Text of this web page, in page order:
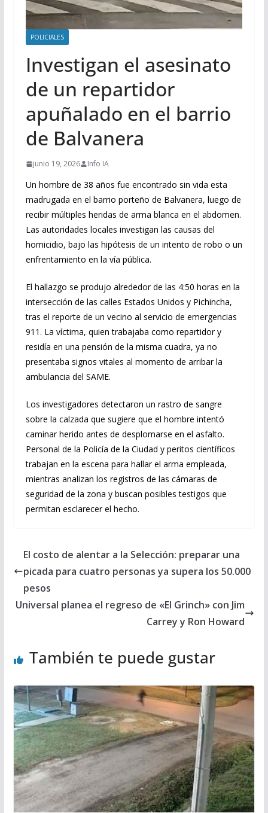
POLICIALES
Investigan el asesinato
de un repartidor
apuñalado en el barrio
de Balvanera
junio 19, 2026 Info IA
Un hombre de 38 años fue encontrado sin vida esta
madrugada en el barrio porteño de Balvanera, luego de
recibir múltiples heridas de arma blanca en el abdomen.
Las autoridades locales investigan las causas del
homicidio, bajo las hipótesis de un intento de robo o un
enfrentamiento en la vía pública.
El hallazgo se produjo alrededor de las 4:50 horas en la
intersección de las calles Estados Unidos y Pichincha,
tras el reporte de un vecino al servicio de emergencias
911. La víctima, quien trabajaba como repartidor y
residía en una pensión de la misma cuadra, ya no
presentaba signos vitales al momento de arribar la
ambulancia del SAME.
Los investigadores detectaron un rastro de sangre
sobre la calzada que sugiere que el hombre intentó
caminar herido antes de desplomarse en el asfalto.
Personal de la Policía de la Ciudad y peritos científicos
trabajan en la escena para hallar el arma empleada,
mientras analizan los registros de las cámaras de
seguridad de la zona y buscan posibles testigos que
permitan esclarecer el hecho.
El costo de alentar a la Selección: preparar una
picada para cuatro personas ya supera los 50.000
pesos
Universal planea el regreso de «El Grinch» con Jim
Carrey y Ron Howard
También te puede gustar